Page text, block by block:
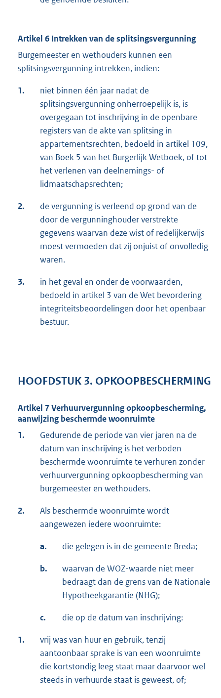
Artikel 6 Intrekken van de splitsingsvergunning
Burgemeester en wethouders kunnen een
splitsingsvergunning intrekken, indien:
1.
niet binnen één jaar nadat de
splitsingsvergunning onherroepelijk is, is
overgegaan tot inschrijving in de openbare
registers van de akte van splitsing in
appartementsrechten, bedoeld in artikel 109,
van Boek 5 van het Burgerlijk Wetboek, of tot
het verlenen van deelnemings- of
lidmaatschapsrechten;
2.
de vergunning is verleend op grond van de
door de vergunninghouder verstrekte
gegevens waarvan deze wist of redelijkerwijs
moest vermoeden dat zij onjuist of onvolledig
waren.
3.
in het geval en onder de voorwaarden,
bedoeld in artikel 3 van de Wet bevordering
integriteitsbeoordelingen door het openbaar
bestuur.
HOOFDSTUK 3. OPKOOPBESCHERMING
Artikel 7 Verhuurvergunning opkoopbescherming,
aanwijzing beschermde woonruimte
1.
Gedurende de periode van vier jaren na de
datum van inschrijving is het verboden
beschermde woonruimte te verhuren zonder
verhuurvergunning opkoopbescherming van
burgemeester en wethouders.
2.
Als beschermde woonruimte wordt
aangewezen iedere woonruimte:
a. die gelegen is in de gemeente Breda;
b.
waarvan de WOZ-waarde niet meer
bedraagt dan de grens van de Nationale
Hypotheekgarantie (NHG);
c. die op de datum van inschrijving:
1.
vrij was van huur en gebruik, tenzij
aantoonbaar sprake is van een woonruimte
die kortstondig leeg staat maar daarvoor wel
steeds in verhuurde staat is geweest, of;